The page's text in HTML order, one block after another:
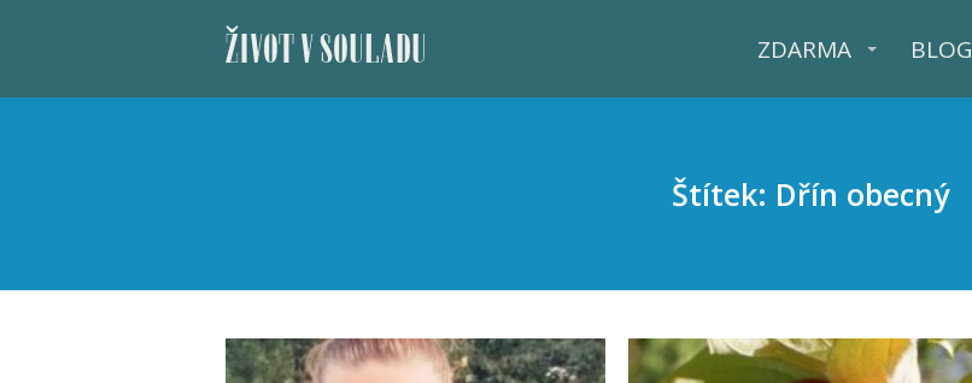
ŽIVOT V SOULADU ZDARMA BLOG
Štítek: Dřín obecný